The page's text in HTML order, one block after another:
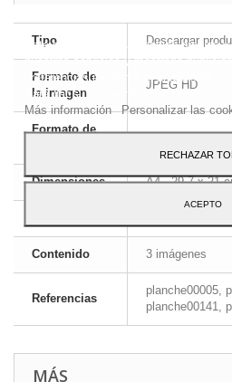
Tipo Descargar
Formato de
la imagen
JPEG HD
Formato de
ZIP
Dimensiones A4 - 29,7 x 21
Contenido 3 imágenes
Referencias
planche00005,
planche00141,
MÁS
Este sitio web utiliza cookies propias y
nuestros servicios y mostrarle
preferencias mediante el análisis de
Para dar su consentimiento sobre su
Más información Personalizar las
RECHAZAR
ACEPTO